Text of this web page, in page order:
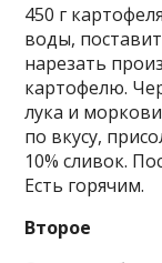
450 г
воды,
нарезать
картофелю.
лука и
по вкусу,
10% сливок.
Есть горячим.
Второе